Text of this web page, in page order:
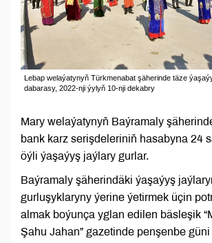
Lebap welaýatynyň Türkmenabat şäherinde täze
dabarasy, 2022-nji ýylyň 10-nji dekabry
Mary welaýatynyň Baýramaly
bank karz serişdeleriniň hasabyna 24
öýli ýaşaýyş jaýlary gurlar.
Baýramaly şäherindäki ýaşaýyş
gurluşyklaryny ýerine ýetirmek üçin
almak boýunça yglan edilen bäsleşik
Şahu Jahan” gazetinde penşenbe